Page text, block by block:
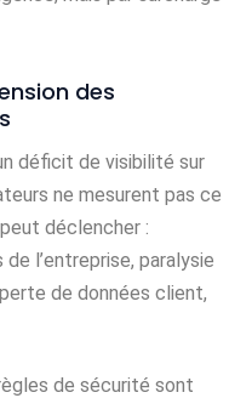
des
déficit de visibilité sur
ne mesurent pas ce
déclencher :
l’entreprise, paralysie
de données client,
de sécurité sont